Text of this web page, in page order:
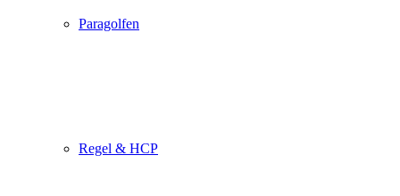
Paragolfen
Regel & HCP